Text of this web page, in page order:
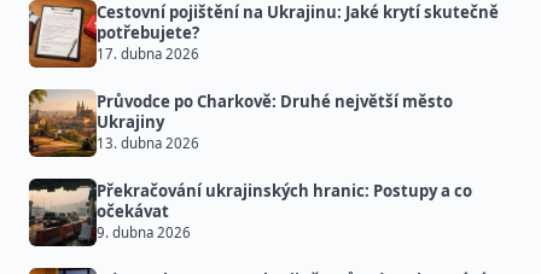
Cestovní pojištění na Ukrajinu: Jaké krytí skutečně
potřebujete?
17. dubna 2026
Průvodce po Charkově: Druhé největší město
Ukrajiny
13. dubna 2026
Překračování ukrajinských hranic: Postupy a co
očekávat
9. dubna 2026